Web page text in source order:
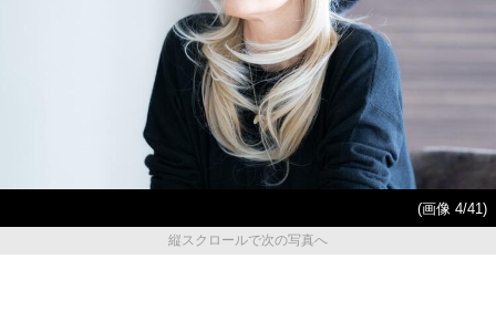
(画像 4/41)
縦スクロールで次の写真へ